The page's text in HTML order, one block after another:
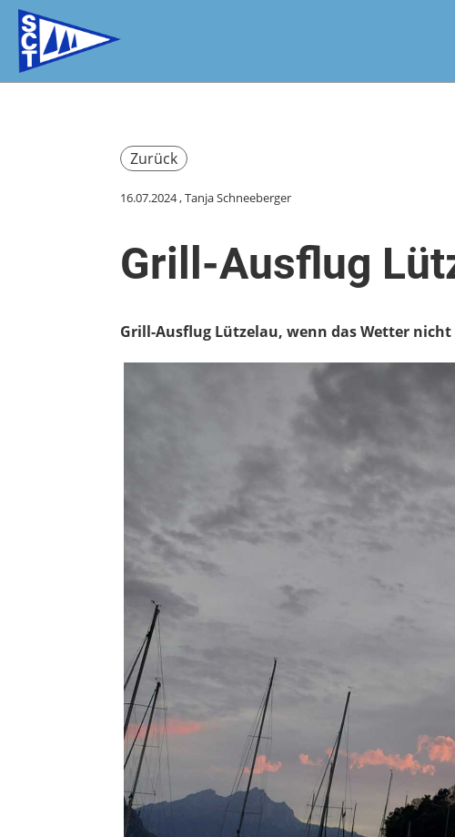
Zurück
16.07.2024, Tanja Schneeberger
Grill-Ausflug
Grill-Ausflug Lützelau, wenn das Wetter